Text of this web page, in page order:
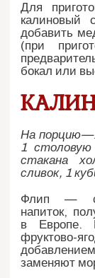
Для
калиновый
добавить
(при
бокал или
На
1
стакана
сливок, 1
Флип —
напиток,
в Европе.
фруктово-
заменяют